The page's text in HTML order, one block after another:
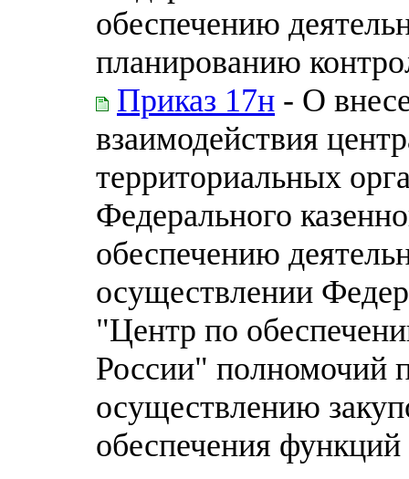
обеспечению
планированию
Приказ 17н - О
взаимодействия
территориальных
Федерального
обеспечению
осуществлении
"Центр по
России" полномочий
осуществлению
обеспечения функций